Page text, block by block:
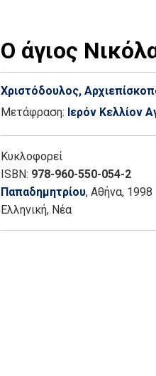
Ο άγιος
Χριστόδουλος,
Μετάφραση: Ιερόν Κελλίον
Κυκλοφορεί
ISBN: 978-960-550-054-2
Παπαδημητρίου, Αθήνα, 1998
Ελληνική, Νέα